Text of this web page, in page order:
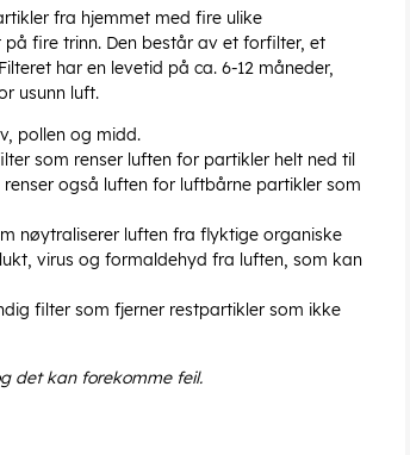
fra hjemmet med fire ulike
på fire trinn. Den består av et forfilter, et
har en levetid på ca. 6-12 måneder,
usunn luft.
pollen og midd.
som renser luften for partikler helt ned til
også luften for luftbårne partikler som
nøytraliserer luften fra flyktige organiske
virus og formaldehyd fra luften, som kan
filter som fjerner restpartikler som ikke
det kan forekomme feil.